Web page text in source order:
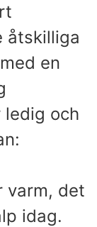
åtskilliga
en
ledig och
varm, det
idag.